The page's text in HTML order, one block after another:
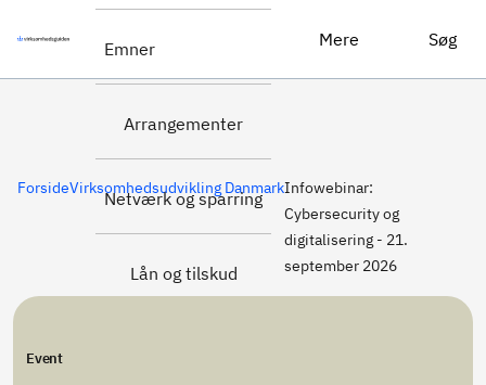
Emner
Arrangementer
Netværk og sparring
Lån og tilskud
Mere Søg
ForsideVirksomhedsudvikling DanmarkInfowebinar:
Cybersecurity og
digitalisering - 21.
september 2026
Event